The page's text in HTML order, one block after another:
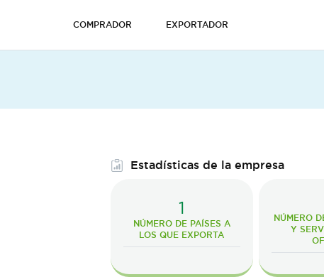
COMPRADOR EXPORTADOR
Estadísticas de la empresa
1
NÚMERO DE PAÍSES A
LOS QUE EXPORTA
NÚMERO
Y